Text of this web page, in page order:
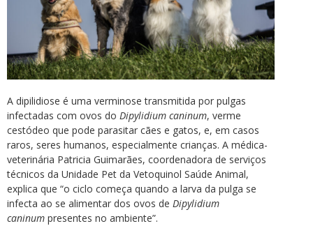
A dipilidiose é uma verminose transmitida por pulgas
infectadas com ovos do Dipylidium caninum, verme
cestódeo que pode parasitar cães e gatos, e, em casos
raros, seres humanos, especialmente crianças. A médica-
veterinária Patricia Guimarães, coordenadora de serviços
técnicos da Unidade Pet da Vetoquinol Saúde Animal,
explica que “o ciclo começa quando a larva da pulga se
infecta ao se alimentar dos ovos de Dipylidium
caninum presentes no ambiente”.